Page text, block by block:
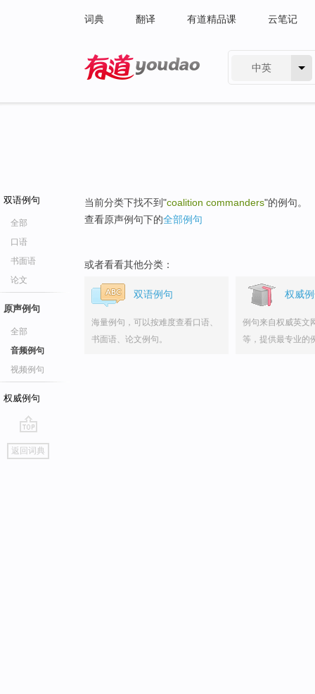
词典 翻译 有道精品课 云笔记
中英
双语例句
全部
口语
书面语
论文
原声例句
全部
音频例句
视频例句
权威例句
go
top
返回词典
当前分类下找不到"coalition commanders"的例句。
查看原声例句下的全部例句
或者看看其他分类：
双语例句
海量例句，可以按难度查看口语、
书面语、论文例句。
权威
例句来自权威英文
等，提供最专业的